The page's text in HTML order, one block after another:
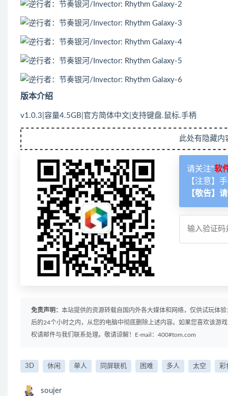
版本介绍
v1.0.3|容量4.5GB|官方简体中文|支持键盘.鼠标.手柄
此处有隐藏内
请关注“软
【注意】
【敬告】
免责声明： 本站提供的资源转载自国内外各大媒体和网络，仅供试玩体
后的24个小时之内，从您的电脑中彻底删除上述内容。如果您喜欢该游
权请邮件与我们联系处理。敬请谅解！E-mail：400#tom.com
3D 休闲 单人 同屏联机 困难 多人 太空 彩
soujer